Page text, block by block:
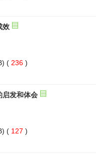
236 )
127 )